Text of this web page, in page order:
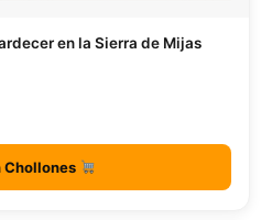
en la Sierra de Mijas
Chollones